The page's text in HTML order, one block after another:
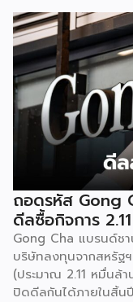
พระนครศรีอยุธยาสู่แ
สาขารวมกว่า 3,200
(Official) ประมาณ
สาขา ตัวเลขนี้สะท้อน
เครื่องยนต์สำคัญที่ผ
ก็ตาม บริษัทไม่ได้หยุดที่
ขยายแฟรนไชส์ โดย
สาขา และในปีนี้ตั้งเ
ดำเนินไปแล้วกว่า
สม่ำเสมอ และเป็นร
กาแฟพันธุ์ไทยแตกต่า
และการปรับเปลี่ยนเม
สดใหม่ และเอาใจกลุ่
ถอดรหัส Gong
ดีลซื้อกิจการ
Gong Cha แบรนด์ช
บริษัทลงทุนจากสหรัฐ
(ประมาณ 2.11 หมื่นล้า
ปิดดีลกันได้ภายในสิ้